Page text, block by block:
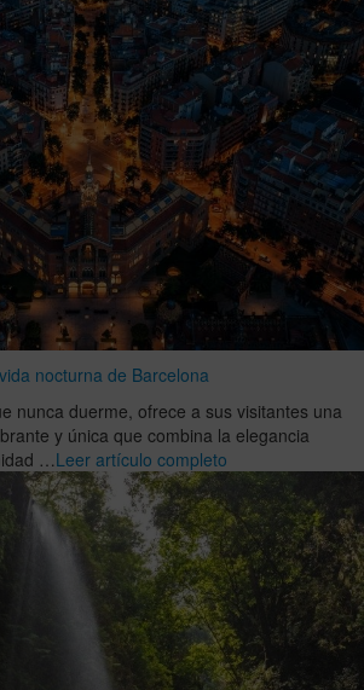
nocturna de Barcelona
nunca duerme, ofrece a sus visitantes una
y única que combina la elegancia
…Leer artículo completo